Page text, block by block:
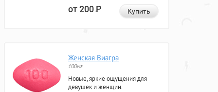
от 200Р Купить
Женская Виагра
100мг
Новые, яркие ощущения для
девушек и женщин.